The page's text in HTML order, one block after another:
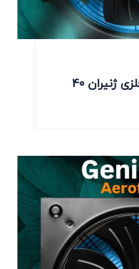
آکسیال ایلکا فلزی ژنیران 40